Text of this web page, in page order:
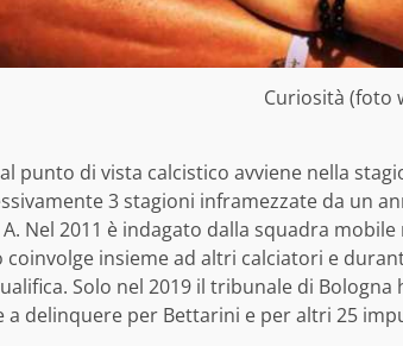
Curiosità (foto
punto di vista calcistico avviene nella
3 stagioni inframezzate da un
Nel 2011 è indagato dalla squadra
coinvolge insieme ad altri calciatori e
Solo nel 2019 il tribunale di
a delinquere per Bettarini e per altri 25